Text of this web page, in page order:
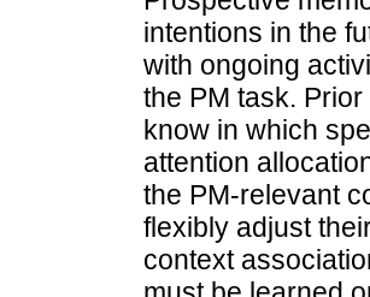
intentions in the
with ongoing
the PM task.
know in which
attention
the PM-relevant
flexibly adjust
context